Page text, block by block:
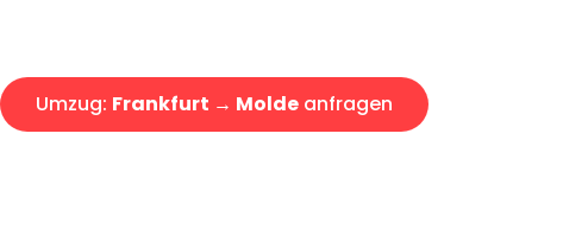
Umzug: Frankfurt → Molde anfragen